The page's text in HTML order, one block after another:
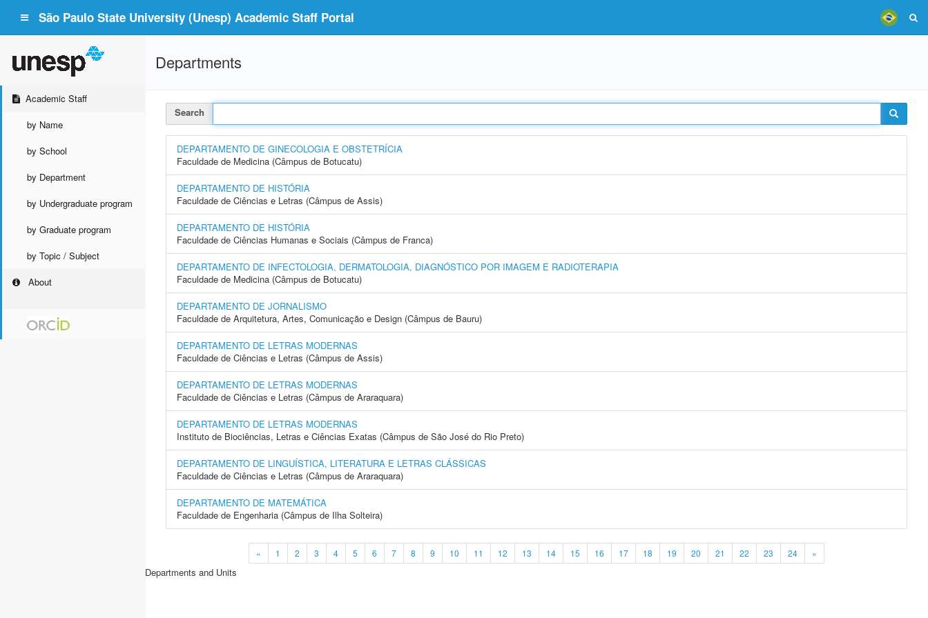
São Paulo State University (Unesp) Academic Staff Portal
Academic Staff
by Name
by School
by Department
by Undergraduate program
by Graduate program
by Topic / Subject
About
Departments
Search
DEPARTAMENTO DE GINECOLOGIA E OBSTETRÍCIA
Faculdade de Medicina (Câmpus de Botucatu)
DEPARTAMENTO DE HISTÓRIA
Faculdade de Ciências e Letras (Câmpus de Assis)
DEPARTAMENTO DE HISTÓRIA
Faculdade de Ciências Humanas e Sociais (Câmpus de Franca)
DEPARTAMENTO DE INFECTOLOGIA, DERMATOLOGIA, DIAGNÓSTICO POR IMAGEM E RADIOTERAPIA
Faculdade de Medicina (Câmpus de Botucatu)
DEPARTAMENTO DE JORNALISMO
Faculdade de Arquitetura, Artes, Comunicação e Design (Câmpus de Bauru)
DEPARTAMENTO DE LETRAS MODERNAS
Faculdade de Ciências e Letras (Câmpus de Assis)
DEPARTAMENTO DE LETRAS MODERNAS
Faculdade de Ciências e Letras (Câmpus de Araraquara)
DEPARTAMENTO DE LETRAS MODERNAS
Instituto de Biociências, Letras e Ciências Exatas (Câmpus de São José do Rio Preto)
DEPARTAMENTO DE LINGUÍSTICA, LITERATURA E LETRAS CLÁSSICAS
Faculdade de Ciências e Letras (Câmpus de Araraquara)
DEPARTAMENTO DE MATEMÁTICA
Faculdade de Engenharia (Câmpus de Ilha Solteira)
« 1 2 3 4 5 6 7 8 9 10 11 12 13 14 15 16 17 18 19 20 21 22 23 24 »
Departments and Units